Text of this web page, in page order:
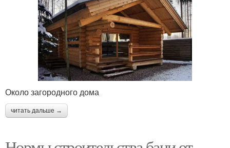
Около загородного дома
читать дальше →